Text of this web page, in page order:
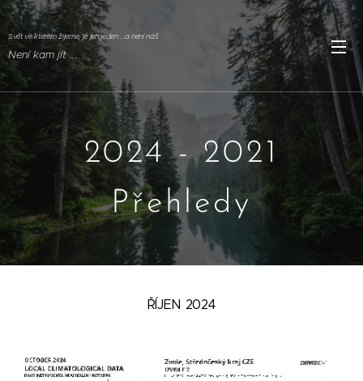
Svět ve kterém žijeme, je jen jeden ...a není náš
Není kam jít ...
2024 - 2021
Přehledy
ŘÍJEN 2024